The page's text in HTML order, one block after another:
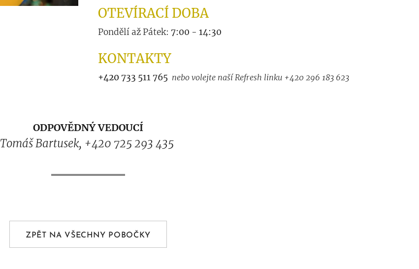
OTEVÍRACÍ DOBA
Pondělí až Pátek: 7:00 - 14:30
KONTAKTY
+420 733 511 765 nebo volejte naší Refresh linku +420 296 183 623
ODPOVĚDNÝ VEDOUCÍ
Tomáš Bartusek, +420 725 293 435
ZPĚT NA VŠECHNY POBOČKY